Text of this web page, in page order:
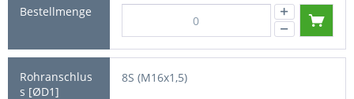
8S (M16x1,5)